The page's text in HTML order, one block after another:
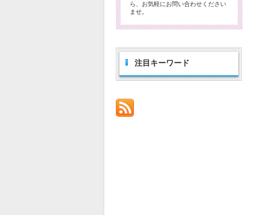
ら、お気軽にお問い合わせください
ませ。
注目キーワード